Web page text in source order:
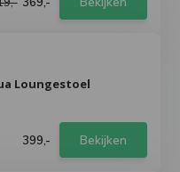
Loungestoel
399,- Bekijken